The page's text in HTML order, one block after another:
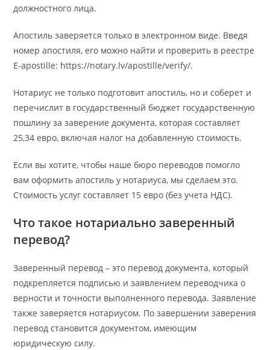
должностного лица.
Апостиль заверяется только в электронном виде. Введя
номер апостиля, его можно найти и проверить в реестре
E-apostille: https://notary.lv/apostille/verify/.
Нотариус не только подготовит апостиль, но и соберет и
перечислит в государственный бюджет государственную
пошлину за заверение документа, которая составляет
25,34 евро, включая налог на добавленную стоимость.
Если вы хотите, чтобы наше бюро переводов помогло
вам оформить апостиль у нотариуса, мы сделаем это.
Стоимость услуг составляет 15 евро (без учета НДС).
Что такое нотариально заверенный
перевод?
Заверенный перевод – это перевод документа, который
подкрепляется подписью и заявлением переводчика о
верности и точности выполненного перевода. Заявление
также заверяется нотариусом. По завершении заверения
перевод становится документом, имеющим
юридическую силу.